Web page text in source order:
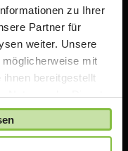
zu Ihrer
Partner für
weiter. Unsere
mit
bereitgestellt
Nutzung der Dienste